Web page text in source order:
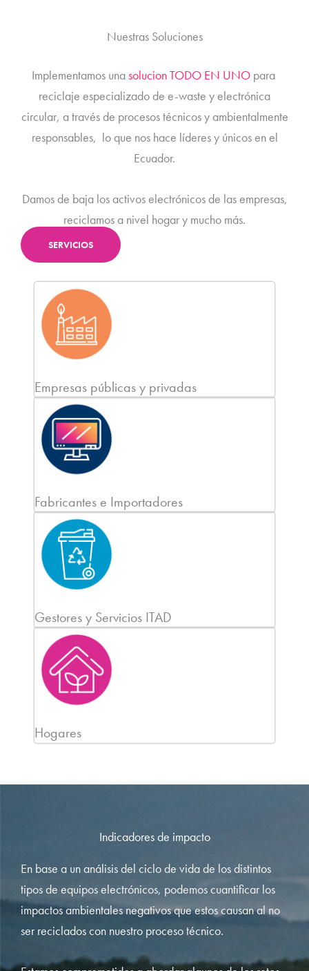
Nuestras Soluciones
Implementamos unasolucion TODO EN UNOpara
reciclaje especializado de e-waste y electrónica
circular, a través de procesos técnicos y ambientalmente
responsables, lo que nos hace líderes y únicos en el
Ecuador.
Damos de baja los activos electrónicos de las empresas,
reciclamos a nivel hogar y mucho más.
SERVICIOS
Empresas públicas y privadas
Fabricantes e Importadores
Gestores y Servicios ITAD
Hogares
Indicadores de impacto
En base a un análisis del ciclo de vida de los distintos
tipos de equipos electrónicos, podemos cuantificar los
impactos ambientales negativos que estos causan al no
ser reciclados con nuestro proceso técnico.